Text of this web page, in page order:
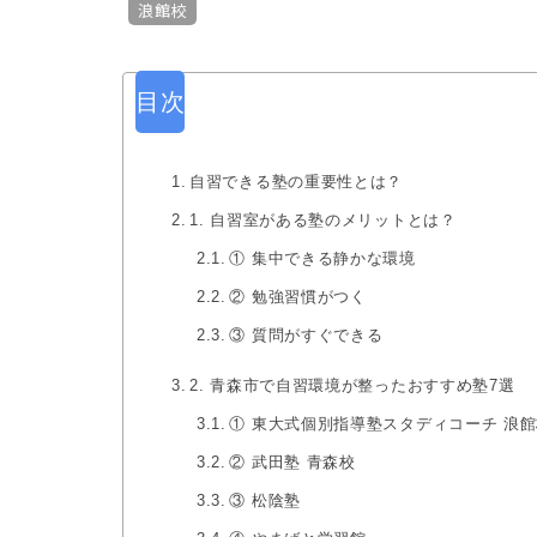
浪館校
目次
自習できる塾の重要性とは？
1. 自習室がある塾のメリットとは？
① 集中できる静かな環境
② 勉強習慣がつく
③ 質問がすぐできる
2. 青森市で自習環境が整ったおすすめ塾7選
① 東大式個別指導塾スタディコーチ 浪
② 武田塾 青森校
③ 松陰塾